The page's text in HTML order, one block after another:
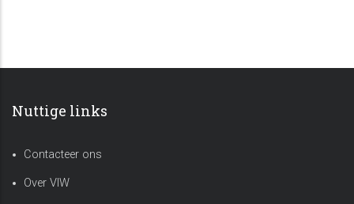
Nuttige links
Contacteer ons
Over VIW